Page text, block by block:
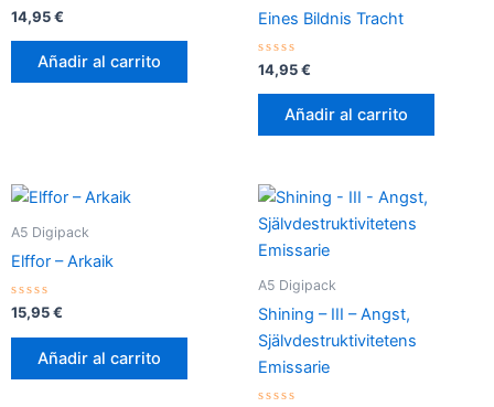
Valorado
con
0
14,95€
Añadir al carrito
Eines Bildnis Tracht
Valorado
con
0
14,95€
Añadir al carrito
A5 Digipack
Elffor – Arkaik
Valorado
con
0
15,95€
Añadir al carrito
A5 Digipack
Shining – III – Angst,
Självdestruktivitetens
Emissarie